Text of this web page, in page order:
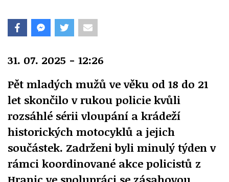
31. 07. 2025 - 12:26
Pět mladých mužů ve věku od 18 do 21
let skončilo v rukou policie kvůli
rozsáhlé sérii vloupání a krádeží
historických motocyklů a jejich
součástek. Zadrženi byli minulý týden v
rámci koordinované akce policistů z